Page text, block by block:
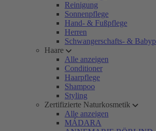
Reinigung
Sonnenpflege
Hand- & Fußpflege
Herren
Schwangerschafts- &
Haare
Alle anzeigen
Conditioner
Haarpflege
Shampoo
Styling
Zertifizierte Naturkosmetik
Alle anzeigen
MÁDARA